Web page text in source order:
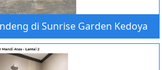
di Sunrise Garden Kedoya